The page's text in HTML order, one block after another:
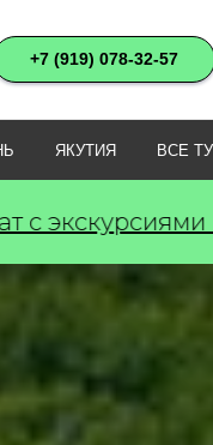
+7 (919) 078-32-57
ЯКУТИЯ ВСЕ
в Max